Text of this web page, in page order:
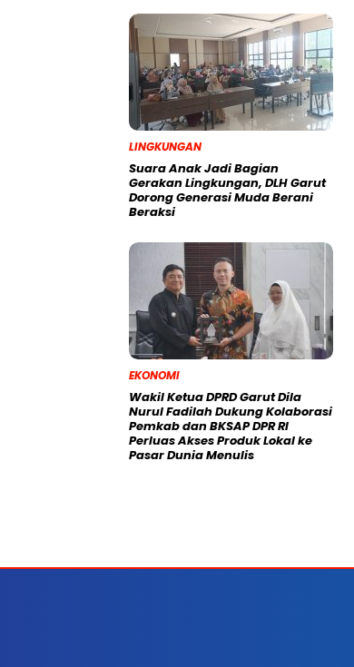
LINGKUNGAN
Suara Anak Jadi Bagian
Gerakan Lingkungan, DLH Garut
Dorong Generasi Muda Berani
Beraksi
EKONOMI
Wakil Ketua DPRD Garut Dila
Nurul Fadilah Dukung Kolaborasi
Pemkab dan BKSAP DPR RI
Perluas Akses Produk Lokal ke
Pasar Dunia Menulis